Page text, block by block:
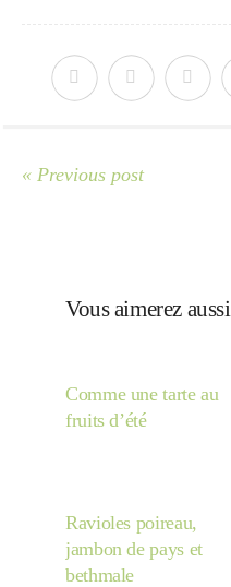
« Previous post
Vous aimerez aussi
Comme une tarte au
fruits d’été
Ravioles poireau,
jambon de pays et
bethmale